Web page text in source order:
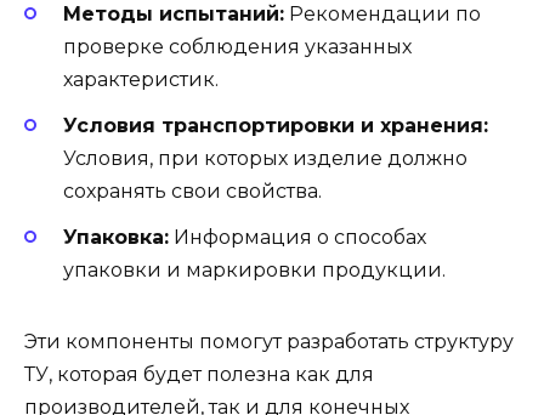
Методы испытаний: Рекомендации по
проверке соблюдения указанных
характеристик.
Условия транспортировки и хранения:
Условия, при которых изделие должно
сохранять свои свойства.
Упаковка: Информация о способах
упаковки и маркировки продукции.
Эти компоненты помогут разработать структуру
ТУ, которая будет полезна как для
производителей, так и для конечных